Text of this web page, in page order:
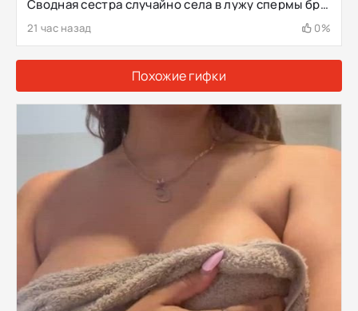
Сводная сестра случайно села в лужу спермы брата
21 час назад 0%
Похожие гифки